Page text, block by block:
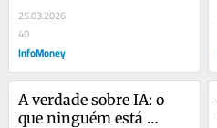
em toda parte, menos...
25.03.2026
40
InfoMoney
A verdade sobre IA: o
que ninguém está